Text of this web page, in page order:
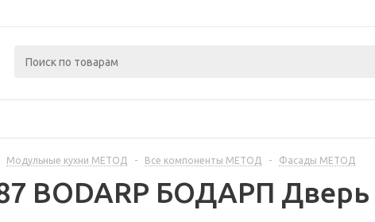
Модульные кухни МЕТОД - Все компоненты МЕТОД - Фасады МЕТОД
BODARP БОДАРП